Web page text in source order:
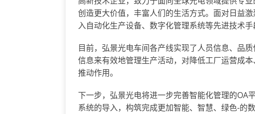
创造更大价值，丰富人们的生活方式。面对日益
入自动化生产设备、数字化管理系统等先进技术
目前，弘景光电车间各产线实现了人员信息、品
信息来有效地管理生产活动，对降低工厂运营成
推动作用。
下一步，弘景光电将进一步完善智能化管理的OA
系统的导入，构筑完成更加智能、智慧、绿色-的